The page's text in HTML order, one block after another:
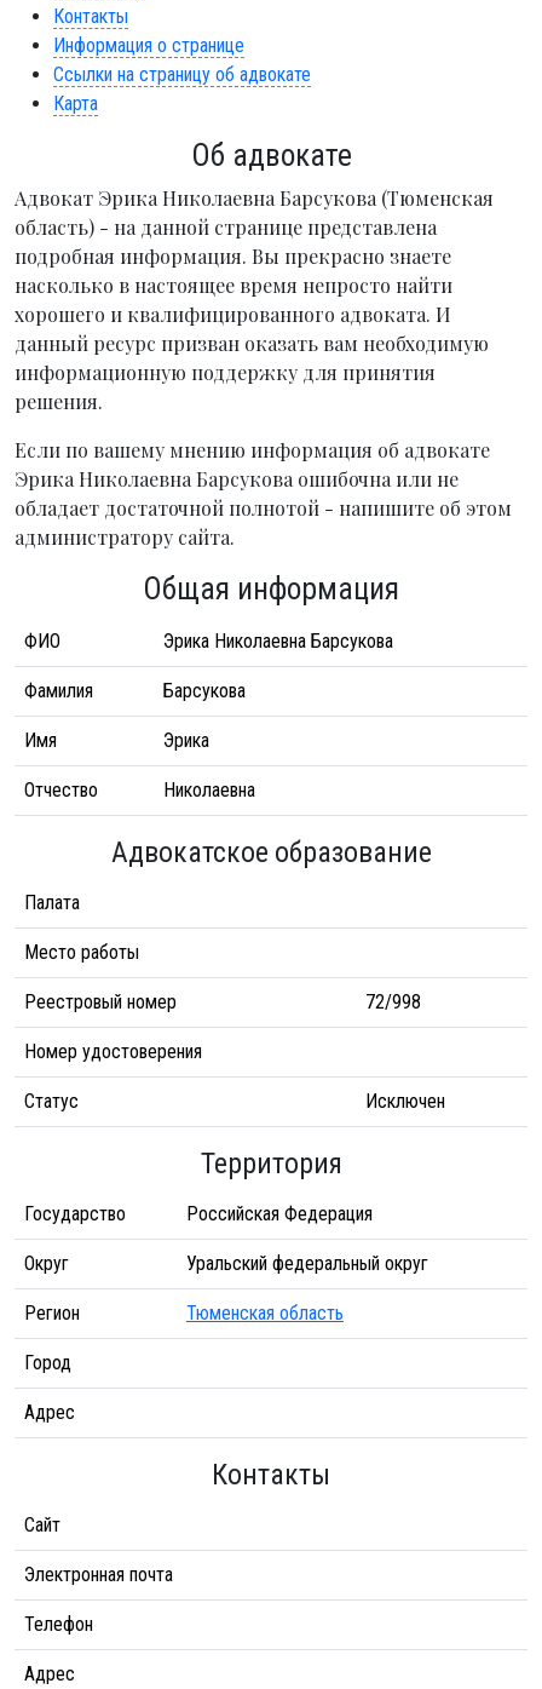
Контакты
Информация о странице
Ссылки на страницу об адвокате
Карта
Об адвокате
Адвокат Эрика Николаевна Барсукова (Тюменская
область) - на данной странице представлена
подробная информация. Вы прекрасно знаете
насколько в настоящее время непросто найти
хорошего и квалифицированного адвоката. И
данный ресурс призван оказать вам необходимую
информационную поддержку для принятия
решения.
Если по вашему мнению информация об адвокате
Эрика Николаевна Барсукова ошибочна или не
обладает достаточной полнотой - напишите об этом
администратору сайта.
Общая информация
ФИО Эрика Николаевна Барсукова
Фамилия Барсукова
Имя Эрика
Отчество Николаевна
Адвокатское образование
Палата
Место работы
Реестровый номер 72/998
Номер удостоверения
Статус Исключен
Территория
Государство Российская Федерация
Округ Уральский федеральный округ
Регион Тюменская область
Город
Адрес
Контакты
Сайт
Электронная почта
Телефон
Адрес